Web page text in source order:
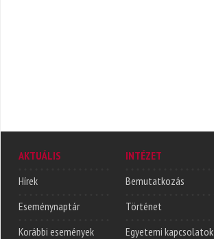
AKTUÁLIS
Hírek
Eseménynaptár
Korábbi események
INTÉZET
Bemutatkozás
Történet
Egyetemi kapcsolatok